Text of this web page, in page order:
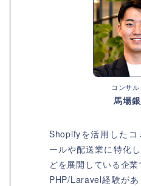
コンサ
馬場
Shopifyを活用した
ールや配送業に特化
どを展開している企業
PHP/Laravel経験が